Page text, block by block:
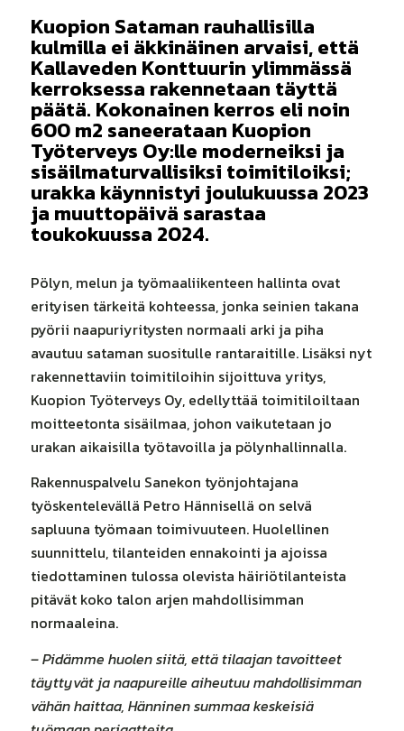
Kuopion Sataman rauhallisilla
kulmilla ei äkkinäinen arvaisi, että
Kallaveden Konttuurin ylimmässä
kerroksessa rakennetaan täyttä
päätä. Kokonainen kerros eli noin
600 m2 saneerataan Kuopion
Työterveys Oy:lle moderneiksi ja
sisäilmaturvallisiksi toimitiloiksi;
urakka käynnistyi joulukuussa 2023
ja muuttopäivä sarastaa
toukokuussa 2024.
Pölyn, melun ja työmaaliikenteen hallinta ovat
erityisen tärkeitä kohteessa, jonka seinien takana
pyörii naapuriyritysten normaali arki ja piha
avautuu sataman suositulle rantaraitille. Lisäksi nyt
rakennettaviin toimitiloihin sijoittuva yritys,
Kuopion Työterveys Oy, edellyttää toimitiloiltaan
moitteetonta sisäilmaa, johon vaikutetaan jo
urakan aikaisilla työtavoilla ja pölynhallinnalla.
Rakennuspalvelu Sanekon työnjohtajana
työskentelevällä Petro Hännisellä on selvä
sapluuna työmaan toimivuuteen. Huolellinen
suunnittelu, tilanteiden ennakointi ja ajoissa
tiedottaminen tulossa olevista häiriötilanteista
pitävät koko talon arjen mahdollisimman
normaaleina.
– Pidämme huolen siitä, että tilaajan tavoitteet
täyttyvät ja naapureille aiheutuu mahdollisimman
vähän haittaa, Hänninen summaa keskeisiä